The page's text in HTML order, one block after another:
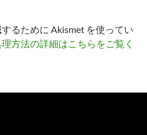
るために Akismet を使ってい
方法の詳細はこちらをご覧く